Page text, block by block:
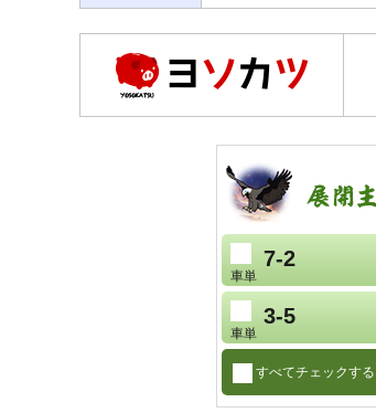
車単
7-2
車単
3-5
すべてチェックする